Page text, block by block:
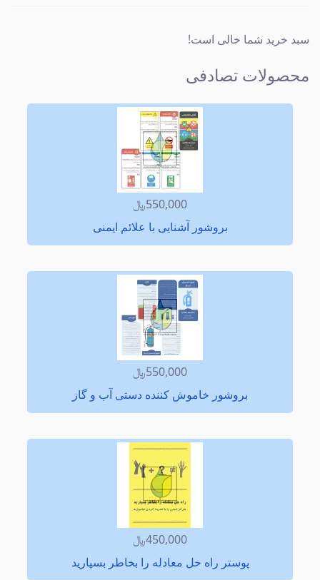
سبد خرید شما خالی است!
محصولات تصادفی
550,000﷼
بروشور آشنایی با علائم ایمنی
550,000﷼
بروشور خاموش کننده دستی آب و گاز
450,000﷼
پوستر راه حل معادله را بخاطر بسپارید